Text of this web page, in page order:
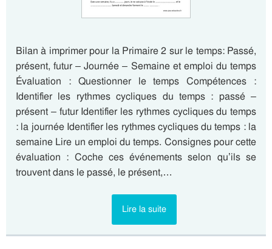
Bilan à imprimer pour la Primaire 2 sur le temps: Passé,
présent, futur – Journée – Semaine et emploi du temps
Évaluation : Questionner le temps Compétences :
Identifier les rythmes cycliques du temps : passé –
présent – futur Identifier les rythmes cycliques du temps
: la journée Identifier les rythmes cycliques du temps : la
semaine Lire un emploi du temps. Consignes pour cette
évaluation : Coche ces événements selon qu’ils se
trouvent dans le passé, le présent,…
Lire la suite